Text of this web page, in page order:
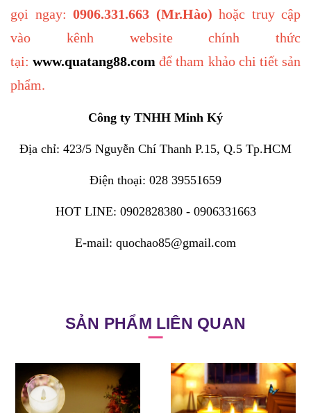
gọi ngay: 0906.331.663 (Mr.Hào) hoặc truy cập
vào kênh website chính thức
tại:www.quatang88.com để tham khảo chi tiết sản
phẩm.
Công ty TNHH Minh Ký
Địa chỉ: 423/5 Nguyễn Chí Thanh P.15, Q.5 Tp.HCM
Điện thoại: 028 39551659
HOT LINE: 0902828380 - 0906331663
E-mail: quochao85@gmail.com
SẢN PHẨM LIÊN QUAN